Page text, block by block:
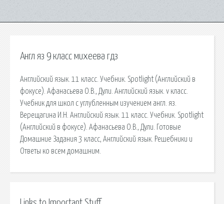
Англ яз 9 класс михеева гдз
Английский язык. 11 класс. Учебник. Spotlight (Английский в
фокусе). Афанасьева О.В., Дули. Английский язык. v класс.
Учебник для школ с углубленным изучением англ. яз.
Верещагина И.Н. Английский язык. 11 класс. Учебник. Spotlight
(Английский в фокусе). Афанасьева О.В., Дули. Готовые
Домашние Задания 3 класс, Английский язык. Решебники и
Ответы ко всем домашним.